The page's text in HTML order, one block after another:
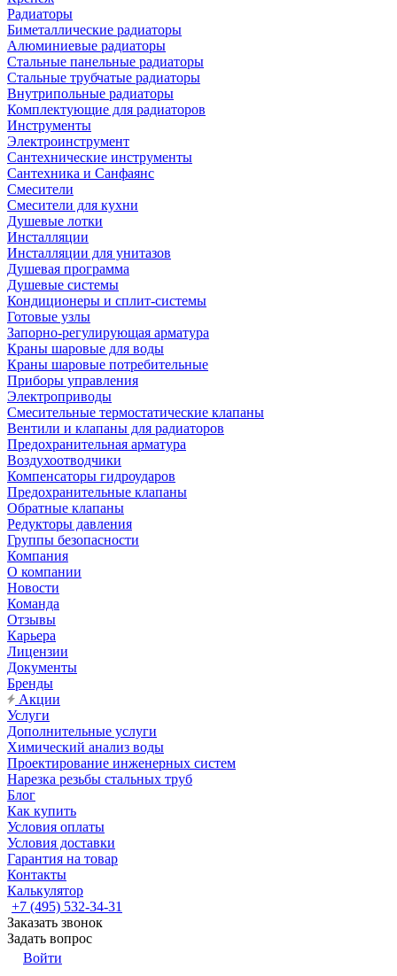
Радиаторы
Биметаллические радиаторы
Алюминиевые радиаторы
Стальные панельные радиаторы
Стальные трубчатые радиаторы
Внутрипольные радиаторы
Комплектующие для радиаторов
Инструменты
Электроинструмент
Сантехнические инструменты
Сантехника и Санфаянс
Смесители
Смесители для кухни
Душевые лотки
Инсталляции
Инсталляции для унитазов
Душевая программа
Душевые системы
Кондиционеры и сплит-системы
Готовые узлы
Запорно-регулирующая арматура
Краны шаровые для воды
Краны шаровые потребительные
Приборы управления
Электроприводы
Смесительные термостатические клапаны
Вентили и клапаны для радиаторов
Предохранительная арматура
Воздухоотводчики
Компенсаторы гидроударов
Предохранительные клапаны
Обратные клапаны
Редукторы давления
Группы безопасности
Компания
О компании
Новости
Команда
Отзывы
Карьера
Лицензии
Документы
Бренды
Акции
Услуги
Дополнительные услуги
Химический анализ воды
Проектирование инженерных систем
Нарезка резьбы стальных труб
Блог
Как купить
Условия оплаты
Условия доставки
Гарантия на товар
Контакты
Калькулятор
+7 (495) 532‑34‑31
Заказать звонок
Задать вопрос
Войти